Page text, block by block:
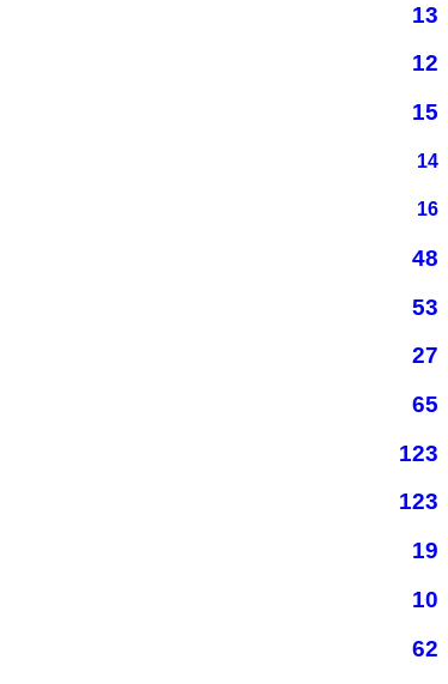
13
12
15
14
16
48
53
27
65
123
123
19
10
62